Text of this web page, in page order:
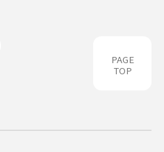
PAGE
TOP